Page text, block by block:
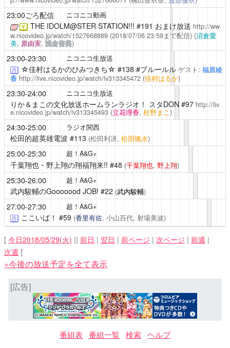
23:00ごろ配信 ニコニコ動画
￥ THE IDOLM@STER STATION!!! #191 おまけ放送 http://ww
w.nicovideo.jp/watch/1527668889(2018/07/06 23:59まで配信) (沼倉愛
美, 原由実,浅倉杏美)
23:00-23:30 ニコニコ生放送
再 ☆佳村はるかのひみつきち☆ #138 #ブルールル ゲスト: 福原綾
香 http://live.nicovideo.jp/watch/lv313345472 (佳村はるか)
23:30-24:00 ニコニコ生放送
りか＆まこの文化放送ホームランラジオ！ スタDON#97 http://liv
e.nicovideo.jp/watch/lv313345493 (立花理香, 杜野まこ)
24:30-25:00 ラジオ関西
松田的超英雄電波 #113 (松田利冴, 松田颯水)
25:00-25:30 超！A&G+
千葉翔也・野上翔の翔福翔来!! #48 (千葉翔也, 野上翔)
25:30-26:00 超！A&G+
武内駿輔のGooooood JOB! #22 (武内駿輔)
27:00-27:30 超！A&G+
再 ここいば！ #59 (香里有佐, 小山百代, 射場美波)
[ 今日2018/05/29(火) || 前日 | 翌日 | 前ページ | 次ページ | 前週 |
次週 ]
»今後の放送予定を全て表示
[広告]
番組表 番組一覧 検索 ヘルプ